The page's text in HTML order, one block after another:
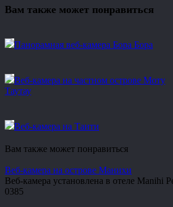
Вам также может понравиться
Панорамная веб-камера Бора Бора
Веб-камера на частном острове Моту
Таутау
Веб-камера на Таити
Вам также может понравиться
Веб-камера на острове Манихи
Веб-камера установлена в отеле Manihi
0385